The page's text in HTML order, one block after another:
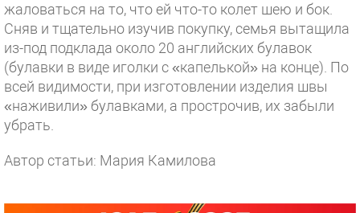
жаловаться на то, что ей что-то колет шею и бок.
Сняв и тщательно изучив покупку, семья вытащила
из-под подклада около 20 английских булавок
(булавки в виде иголки с «капелькой» на конце). По
всей видимости, при изготовлении изделия швы
«наживили» булавками, а прострочив, их забыли
убрать.
Автор статьи: Мария Камилова